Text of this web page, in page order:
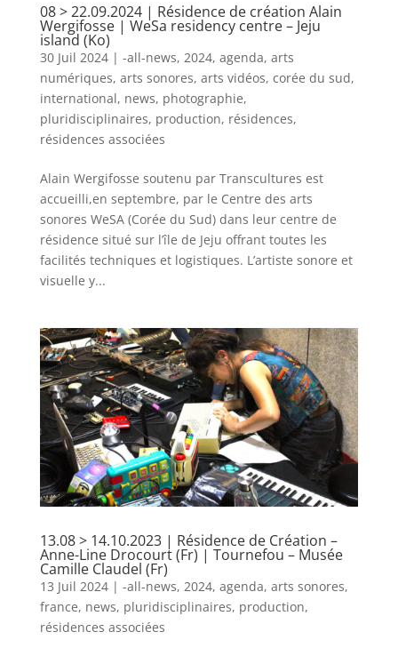
08 > 22.09.2024 | Résidence de création Alain
Wergifosse | WeSa residency centre – Jeju
island (Ko)
30 Juil 2024| -all-news, 2024, agenda, arts
numériques, arts sonores, arts vidéos, corée du sud,
international, news, photographie,
pluridisciplinaires, production, résidences,
résidences associées
Alain Wergifosse soutenu par Transcultures est
accueilli,en septembre, par le Centre des arts
sonores WeSA (Corée du Sud) dans leur centre de
résidence situé sur l’île de Jeju offrant toutes les
facilités techniques et logistiques. L’artiste sonore et
visuelle y...
13.08 > 14.10.2023 | Résidence de Création –
Anne-Line Drocourt (Fr) | Tournefou – Musée
Camille Claudel (Fr)
13 Juil 2024| -all-news, 2024, agenda, arts sonores,
france, news, pluridisciplinaires, production,
résidences associées